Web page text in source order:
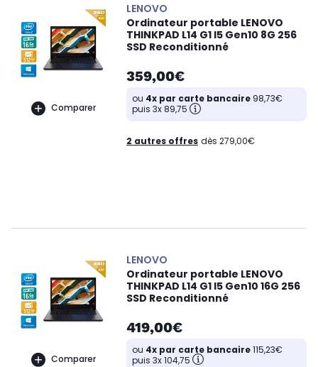
Comparer
LENOVO
Ordinateur portable LENOVO
THINKPAD L14 G1 I5 Gen10 8G 256
SSD Reconditionné
359,00€
ou 4x par carte bancaire 98,73€
puis 3x 89,75
2 autres offres dès 279,00€
Comparer
LENOVO
Ordinateur portable LENOVO
THINKPAD L14 G1 I5 Gen10 16G 256
SSD Reconditionné
419,00€
ou 4x par carte bancaire115,23€
puis 3x 104,75